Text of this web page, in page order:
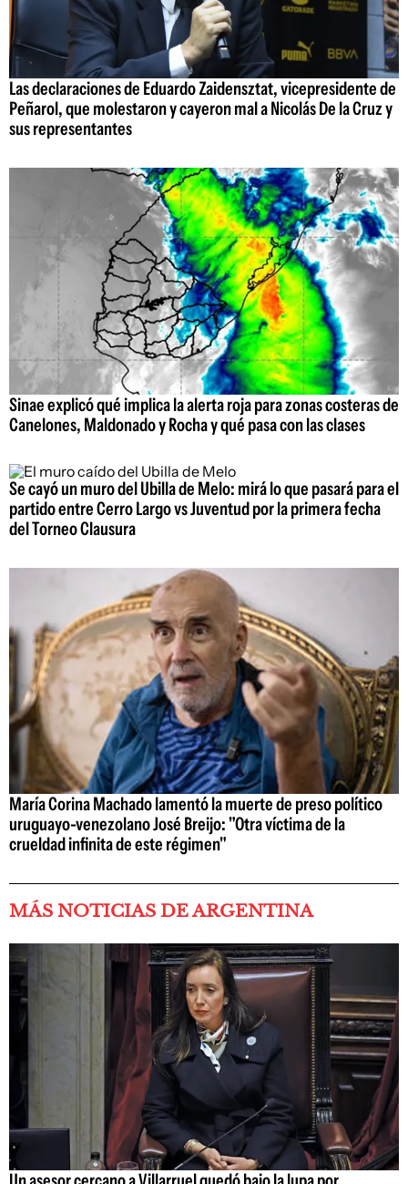
Las declaraciones de Eduardo Zaidensztat, vicepresidente de
Peñarol, que molestaron y cayeron mal a Nicolás De la Cruz y
sus representantes
Sinae explicó qué implica la alerta roja para zonas costeras de
Canelones, Maldonado y Rocha y qué pasa con las clases
Se cayó un muro del Ubilla de Melo: mirá lo que pasará para el
partido entre Cerro Largo vs Juventud por la primera fecha
del Torneo Clausura
María Corina Machado lamentó la muerte de preso político
uruguayo-venezolano José Breijo: "Otra víctima de la
crueldad infinita de este régimen"
MÁS NOTICIAS DE ARGENTINA